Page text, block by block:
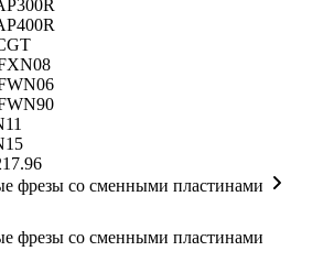
фрезы со сменными пластинами
фрезы со сменными пластинами